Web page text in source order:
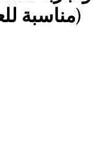
(مناسبة